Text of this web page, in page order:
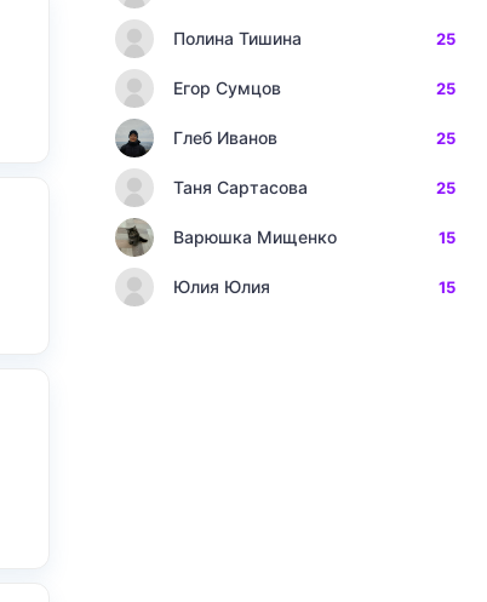
Полина Тишина 25
Егор Сумцов 25
Глеб Иванов 25
Таня Сартасова 25
Варюшка Мищенко 15
Юлия Юлия 15